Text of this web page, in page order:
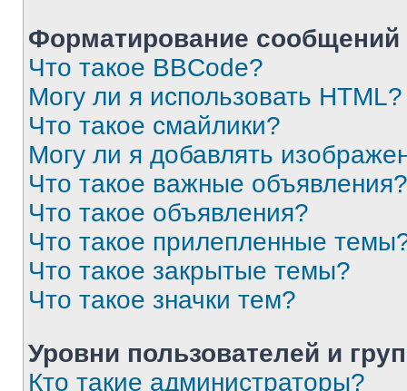
Форматирование
Что такое BBCode?
Могу ли я использовать HTML?
Что такое смайлики?
Могу ли я добавлять
Что такое важные объявления?
Что такое объявления?
Что такое прилепленные
Что такое закрытые темы?
Что такое значки тем?
Уровни пользователей и
Кто такие администраторы?